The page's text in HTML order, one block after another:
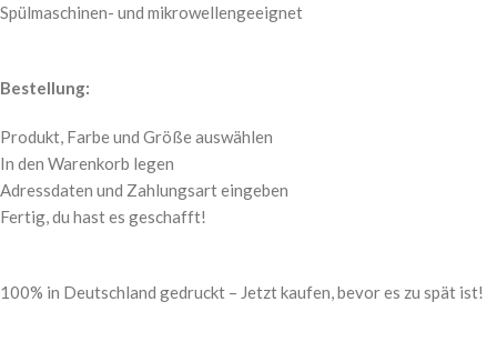
Spülmaschinen- und mikrowellengeeignet
Bestellung:
Produkt, Farbe und Größe auswählen
In den Warenkorb legen
Adressdaten und Zahlungsart eingeben
Fertig, du hast es geschafft!
100% in Deutschland gedruckt – Jetzt kaufen, bevor es zu spät ist!